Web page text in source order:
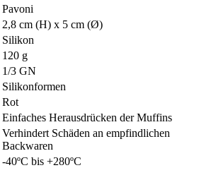
Pavoni
2,8 cm (H) x 5 cm (Ø)
Silikon
120 g
1/3 GN
Silikonformen
Rot
Einfaches Herausdrücken der Muffins
Verhindert Schäden an empfindlichen
Backwaren
-40ºC bis +280ºC